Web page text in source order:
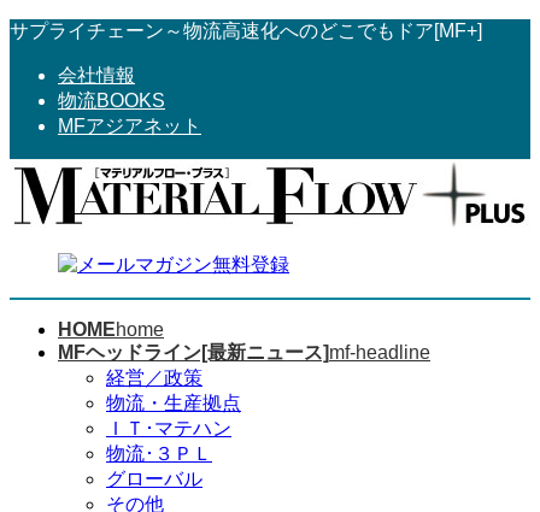
コ
へ
ス
ナ
ョ
ン
サプライチェーン～物流高速化へのどこでもドア[MF+]
会社情報
物流BOOKS
MFアジアネット
HOMEhome
MFヘッドライン[最新ニュース]mf-headline
経営／政策
物流・生産拠点
ＩＴ･マテハン
物流･３ＰＬ
グローバル
その他